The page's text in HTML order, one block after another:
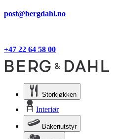
post@bergdahl.no
+47 22 64 58 00
Storkjøkken
Interiør
Bakeriutstyr